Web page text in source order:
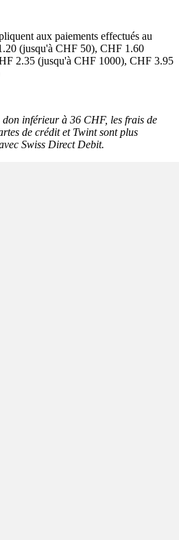
aux paiements effectués au
(jusqu'à CHF 50), CHF 1.60
2.35 (jusqu'à CHF 1000), CHF 3.95
inférieur à 36 CHF, les frais de
de crédit et Twint sont plus
Swiss Direct Debit.